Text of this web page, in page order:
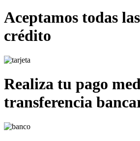
Aceptamos todas
crédito
Realiza tu pago
transferencia